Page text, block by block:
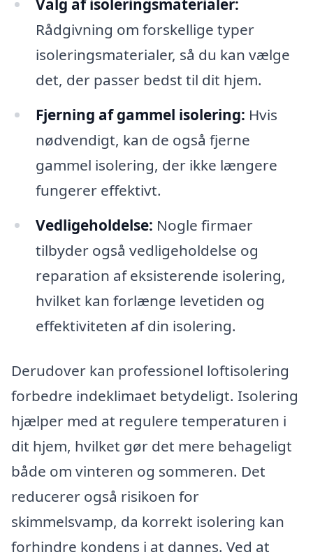
Valg af isoleringsmaterialer:
Rådgivning om forskellige typer
isoleringsmaterialer, så du kan vælge
det, der passer bedst til dit hjem.
Fjerning af gammel isolering: Hvis
nødvendigt, kan de også fjerne
gammel isolering, der ikke længere
fungerer effektivt.
Vedligeholdelse: Nogle firmaer
tilbyder også vedligeholdelse og
reparation af eksisterende isolering,
hvilket kan forlænge levetiden og
effektiviteten af din isolering.
Derudover kan professionel loftisolering
forbedre indeklimaet betydeligt. Isolering
hjælper med at regulere temperaturen i
dit hjem, hvilket gør det mere behageligt
både om vinteren og sommeren. Det
reducerer også risikoen for
skimmelsvamp, da korrekt isolering kan
forhindre kondens i at dannes. Ved at